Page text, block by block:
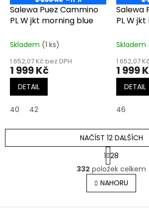
Salewa Puez Cammino
PL W jkt morning blue
Skladem (1 ks)
1 652,07 Kč bez DPH
1 999 Kč
DETAIL
40 42
Salewa
PL W
Skladem
1 652,07
1 999
DETAIL
46
O
v
l
á
NAČÍST 12 DALŠÍCH
S
t
r
á
n
k
v
1 28
332 položek celkem
NAHORU
Z